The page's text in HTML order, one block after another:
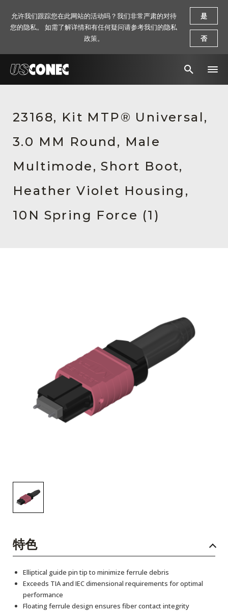
解决方案
产品
资源
关于我们
23168, Kit MTP® Universal,
3.0 MM Round, Male
Multimode, Short Boot,
Heather Violet Housing,
10N Spring Force (1)
特色
Elliptical guide pin tip to minimize ferrule debris
Exceeds TIA and IEC dimensional requirements for optimal
performance
Floating ferrule design ensures fiber contact integrity
允许我们跟踪您在此网站的活动吗？我们非常严肃的对待
您的隐私。 如需了解详情和有任何疑问请参考我们的隐私
政策。
是
否